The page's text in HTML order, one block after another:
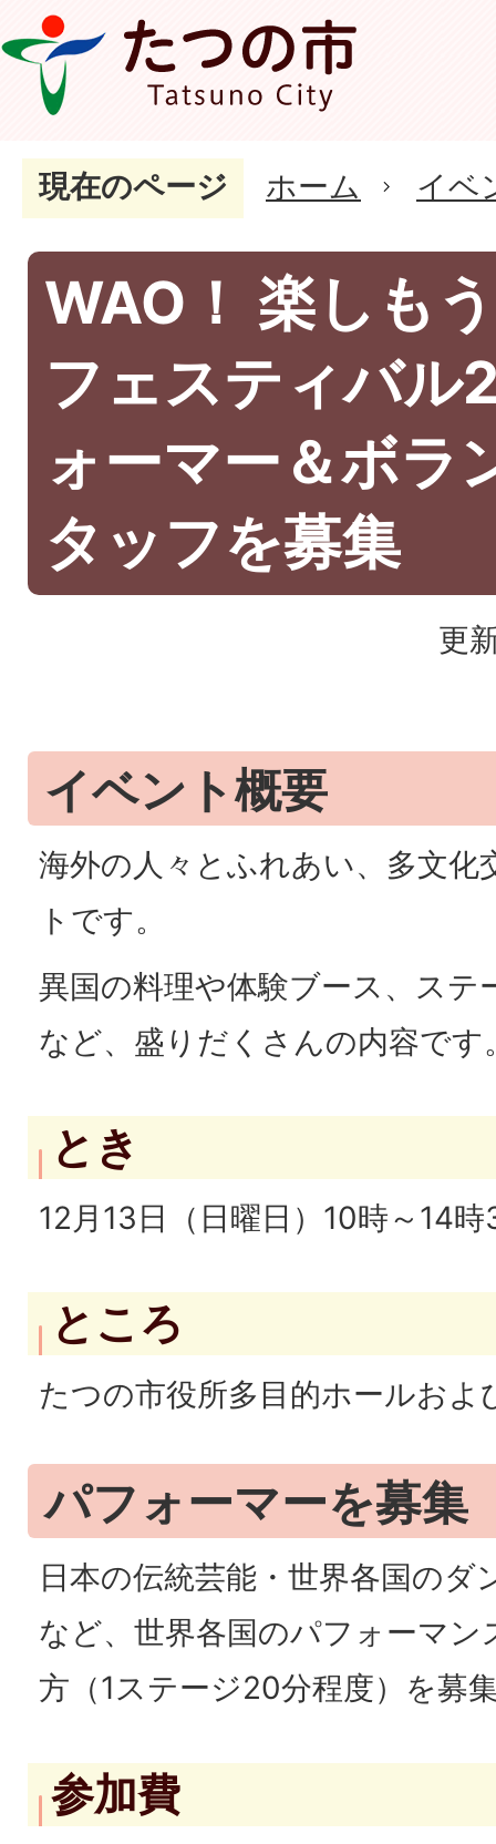
現在のページ ホーム イベ
WAO！ 楽しも
フェスティバル
ォーマー＆ボラ
タッフを募集
更
イベント概要
海外の人々とふれあい、多文化
トです。
異国の料理や体験ブース、ステ
など、盛りだくさんの内容です
とき
12月13日（日曜日）10時～14
ところ
たつの市役所多目的ホールおよ
パフォーマーを募集
日本の伝統芸能・世界各国のダ
など、世界各国のパフォーマ
方（1ステージ20分程度）を募
参加費